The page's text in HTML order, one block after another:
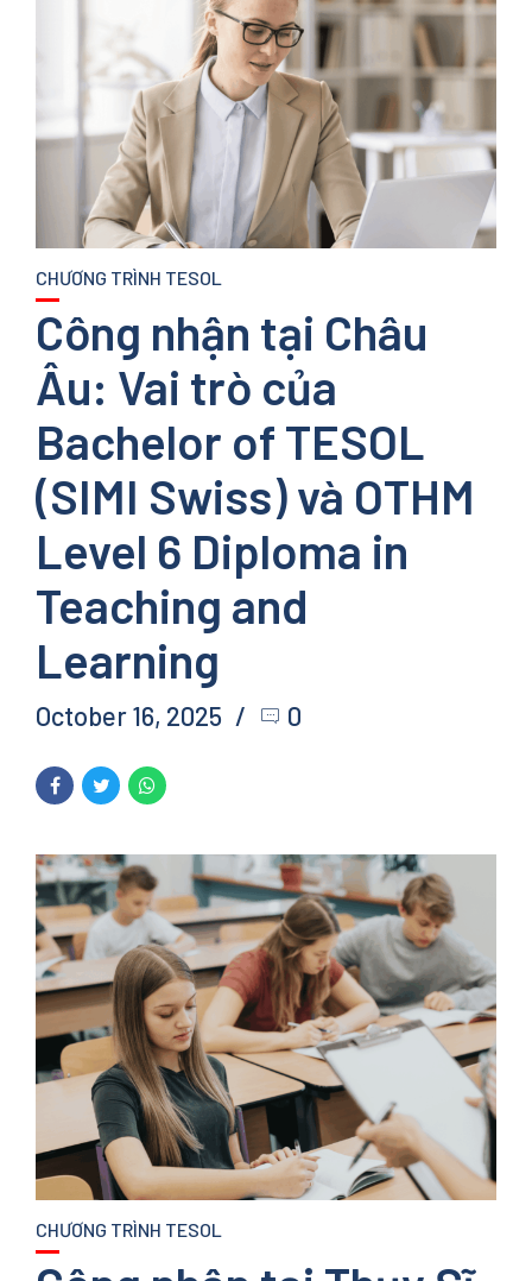
CHƯƠNG TRÌNH TESOL
Công nhận tại Châu
Âu: Vai trò của
Bachelor of TESOL
(SIMI Swiss) và OTHM
Level 6 Diploma in
Teaching and
Learning
October 16, 2025 0
CHƯƠNG TRÌNH TESOL